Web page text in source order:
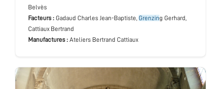
Belvès
Facteurs : Gadaud Charles Jean-Baptiste, Grenzing Gerhard,
Cattiaux Bertrand
Manufactures : Ateliers Bertrand Cattiaux